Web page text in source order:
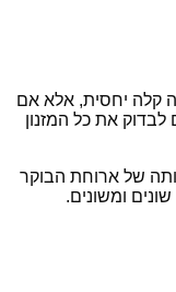
קלה יחסית, אלא אם
לבדוק את כל המזנון
של ארוחת הבוקר
ומשונים.